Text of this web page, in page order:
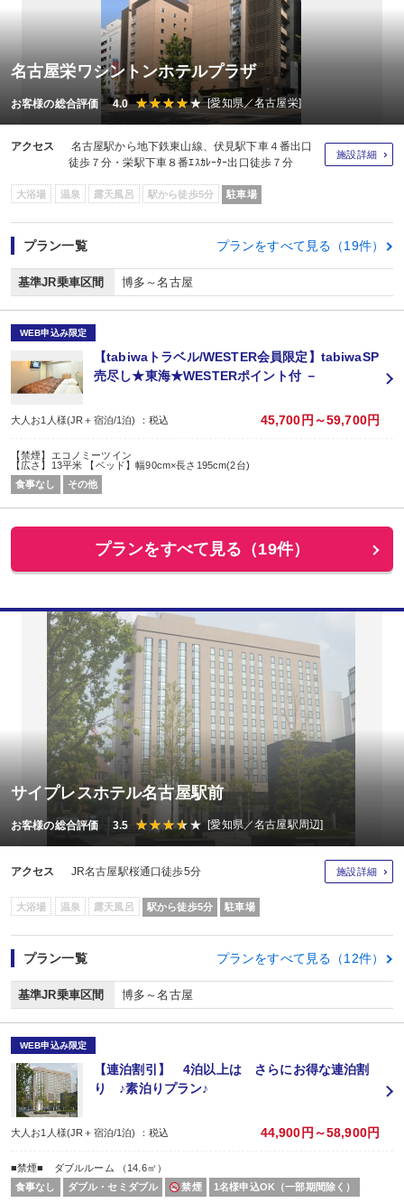
名古屋栄ワシントンホテルプラザ
お客様の総合評価 4.0 [愛知県／名古屋栄]
アクセス
名古屋駅から地下鉄東山線、伏見駅下車４番出口
徒歩７分・栄駅下車８番ｴｽｶﾚｰﾀｰ出口徒歩７分
施設詳細
大浴場 温泉 露天風呂 駅から徒歩5分 駐車場
プラン一覧 プランをすべて見る（19件）
基準JR乗車区間 博多～名古屋
WEB申込み限定
【tabiwaトラベル/WESTER会員限定】tabiwaSP
売尽し★東海★WESTERポイント付 －
大人お1人様(JR＋宿泊/1泊) ：税込 45,700円～59,700円
【禁煙】エコノミーツイン
【広さ】13平米 【ベッド】幅90cm×長さ195cm(2台)
食事なし
その他
プランをすべて見る（19件）
サイプレスホテル名古屋駅前
お客様の総合評価 3.5 [愛知県／名古屋駅周辺]
アクセス JR名古屋駅桜通口徒歩5分 施設詳細
大浴場 温泉 露天風呂 駅から徒歩5分 駐車場
プラン一覧 プランをすべて見る（12件）
基準JR乗車区間 博多～名古屋
WEB申込み限定
【連泊割引】 4泊以上は さらにお得な連泊割
り ♪素泊りプラン♪
大人お1人様(JR＋宿泊/1泊) ：税込 44,900円～58,900円
■禁煙■ ダブルルーム （14.6㎡）
食事なし
ダブル・セミダブル 禁煙 1名様申込OK（一部期間除く）